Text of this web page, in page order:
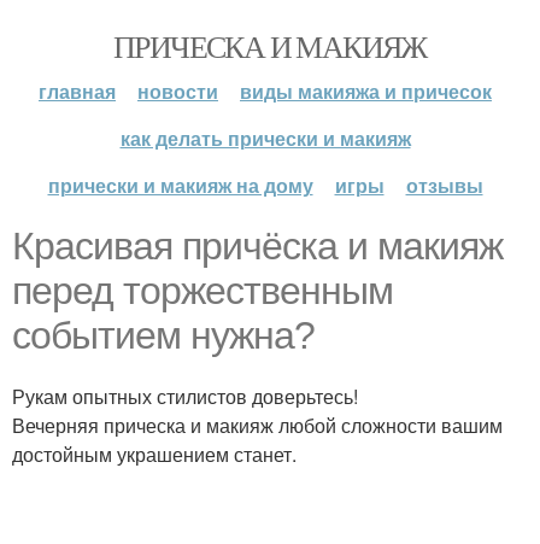
ПРИЧЕСКА И МАКИЯЖ
главная новости
виды макияжа и причесок
как делать прически и макияж
прически и макияж на дому
игры отзывы
Красивая причёска и макияж
перед торжественным
событием нужна?
Рукам опытных стилистов доверьтесь!
Вечерняя прическа и макияж любой сложности вашим
достойным украшением станет.